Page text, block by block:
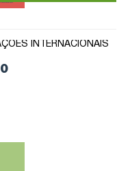
INTERNACIONAIS